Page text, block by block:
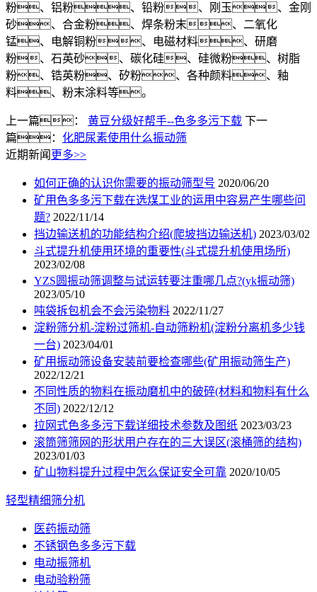
粉、铝粉、铅粉、刚玉、金刚
砂、合金粉、焊条粉末、二氧化
锰、电解铜粉、电磁材料、研磨
粉、石英砂、碳化硅、硅微粉、树脂
粉、锆英粉、矽粉、各种颜料、釉
料、粉末涂料等。
上一篇： 黄豆分级好帮手--色多多污下载 下一
篇： 化肥尿素使用什么振动筛
近期新闻 更多>>
如何正确的认识你需要的振动筛型号 2020/06/20
矿用色多多污下载在选煤工业的运用中容易产生哪些问
题? 2022/11/14
挡边输送机的功能结构介绍(爬坡挡边输送机) 2023/03/02
斗式提升机使用环境的重要性(斗式提升机使用场所)
2023/02/08
YZS圆振动筛调整与试运转要注重哪几点?(yk振动筛)
2023/05/10
吨袋拆包机会不会污染物料 2022/11/27
淀粉筛分机-淀粉过筛机-自动筛粉机(淀粉分离机多少钱
一台) 2023/04/01
矿用振动筛设备安装前要检查哪些(矿用振动筛生产)
2022/12/21
不同性质的物料在振动磨机中的破碎(材料和物料有什么
不同) 2022/12/12
拉网式色多多污下载详细技术参数及图纸 2023/03/23
滚筒筛筛网的形状用户存在的三大误区(滚桶筛的结构)
2023/01/03
矿山物料提升过程中怎么保证安全可靠 2020/10/05
轻型精细筛分机
医药振动筛
不锈钢色多多污下载
电动振筛机
电动验粉筛